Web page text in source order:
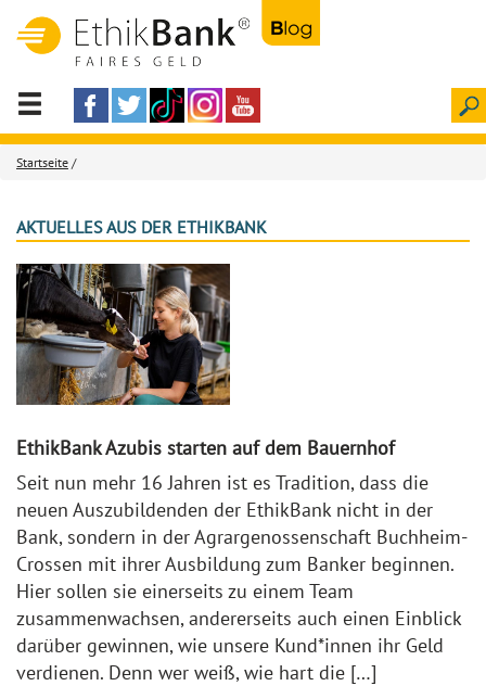
Startseite /
AKTUELLES AUS DER ETHIKBANK
EthikBank Azubis starten auf dem Bauernhof
Seit nun mehr 16 Jahren ist es Tradition, dass die
neuen Auszubildenden der EthikBank nicht in der
Bank, sondern in der Agrargenossenschaft Buchheim-
Crossen mit ihrer Ausbildung zum Banker beginnen.
Hier sollen sie einerseits zu einem Team
zusammenwachsen, andererseits auch einen Einblick
darüber gewinnen, wie unsere Kund*innen ihr Geld
verdienen. Denn wer weiß, wie hart die […]